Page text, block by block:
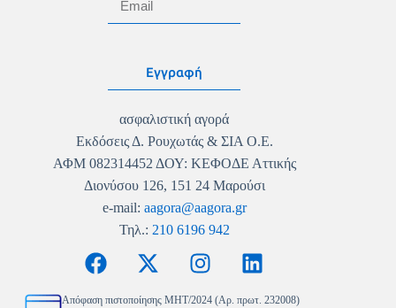
Εγγραφή
ασφαλιστική αγορά
Εκδόσεις Δ. Ρουχωτάς & ΣΙΑ Ο.Ε.
ΑΦΜ 082314452 ΔΟΥ: ΚΕΦΟΔΕ Αττικής
Διονύσου 126, 151 24 Μαρούσι
e-mail: aagora@aagora.gr
Τηλ.: 210 6196 942
Απόφαση πιστοποίησης MHT/2024 (Αρ. πρωτ. 232008)